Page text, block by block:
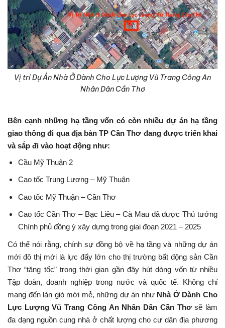
Vị trí Dự Án Nhà Ở Dành Cho Lực Lượng Vũ Trang Công An
Nhân Dân Cần Thơ
Bên cạnh những hạ tầng vốn có còn nhiều dự án hạ tầng
giao thông đi qua địa bàn TP Cần Thơ đang được triển khai
và sắp đi vào hoạt động như:
Cầu Mỹ Thuận 2
Cao tốc Trung Lương – Mỹ Thuận
Cao tốc Mỹ Thuận – Cần Thơ
Cao tốc Cần Thơ – Bạc Liêu – Cà Mau đã được Thủ tướng
Chính phủ đồng ý xây dựng trong giai đoạn 2021 – 2025
Có thể nói rằng, chính sự đồng bộ về hạ tầng và những dự án
mới đô thị mới là lực đẩy lớn cho thị trường bất động sản Cần
Thơ “tăng tốc” trong thời gian gần đây hút dòng vốn từ nhiều
Tập đoàn, doanh nghiệp trong nước và quốc tế. Không chỉ
mang đến làn gió mới mẻ, những dự án như Nhà Ở Dành Cho
Lực Lượng Vũ Trang Công An Nhân Dân Cần Thơsẽ làm
đa dạng nguồn cung nhà ở chất lượng cho cư dân địa phương